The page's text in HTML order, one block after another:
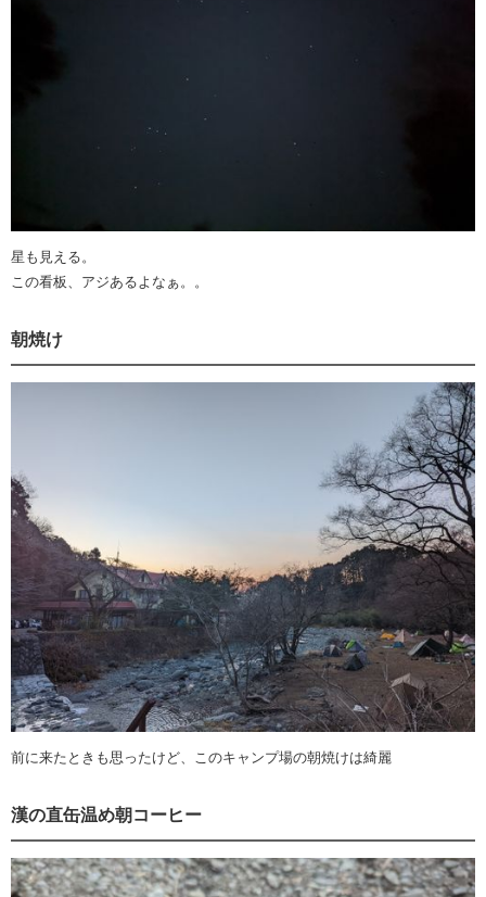
星も見える。
この看板、アジあるよなぁ。。
朝焼け
前に来たときも思ったけど、このキャンプ場の朝焼けは綺麗
漢の直缶温め朝コーヒー